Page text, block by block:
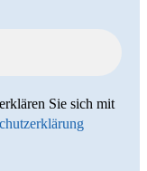
Sie sich mit